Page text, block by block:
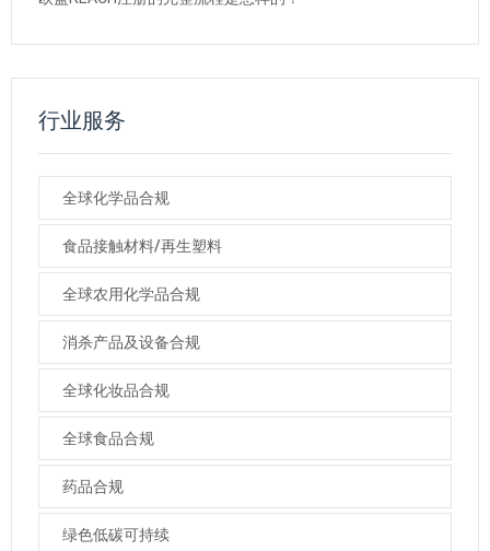
行业服务
全球化学品合规
食品接触材料/再生塑料
全球农用化学品合规
消杀产品及设备合规
全球化妆品合规
全球食品合规
药品合规
绿色低碳可持续